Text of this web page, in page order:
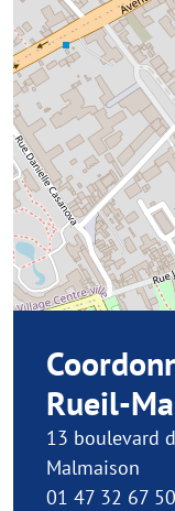
Rueil-
13 boulevard
Malmaison
01 47 32 67 50